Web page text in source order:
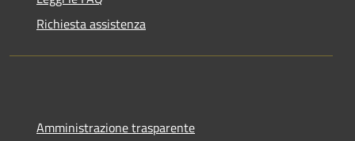
Richiesta assistenza
Amministrazione trasparente